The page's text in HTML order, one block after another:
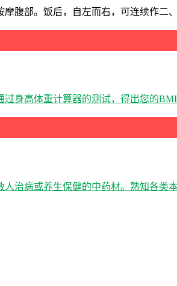
腹部。饭后，自左而右，可连续作二
身高体重计算器的测试，得出您的BMI
治病或养生保健的中药材。熟知各类